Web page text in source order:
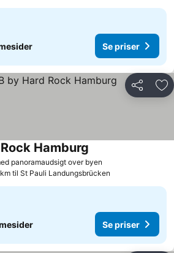
Se priser
Del
panoramaudsigt over byen
Hamburg
km til St Pauli Landungsbrücken
Se priser